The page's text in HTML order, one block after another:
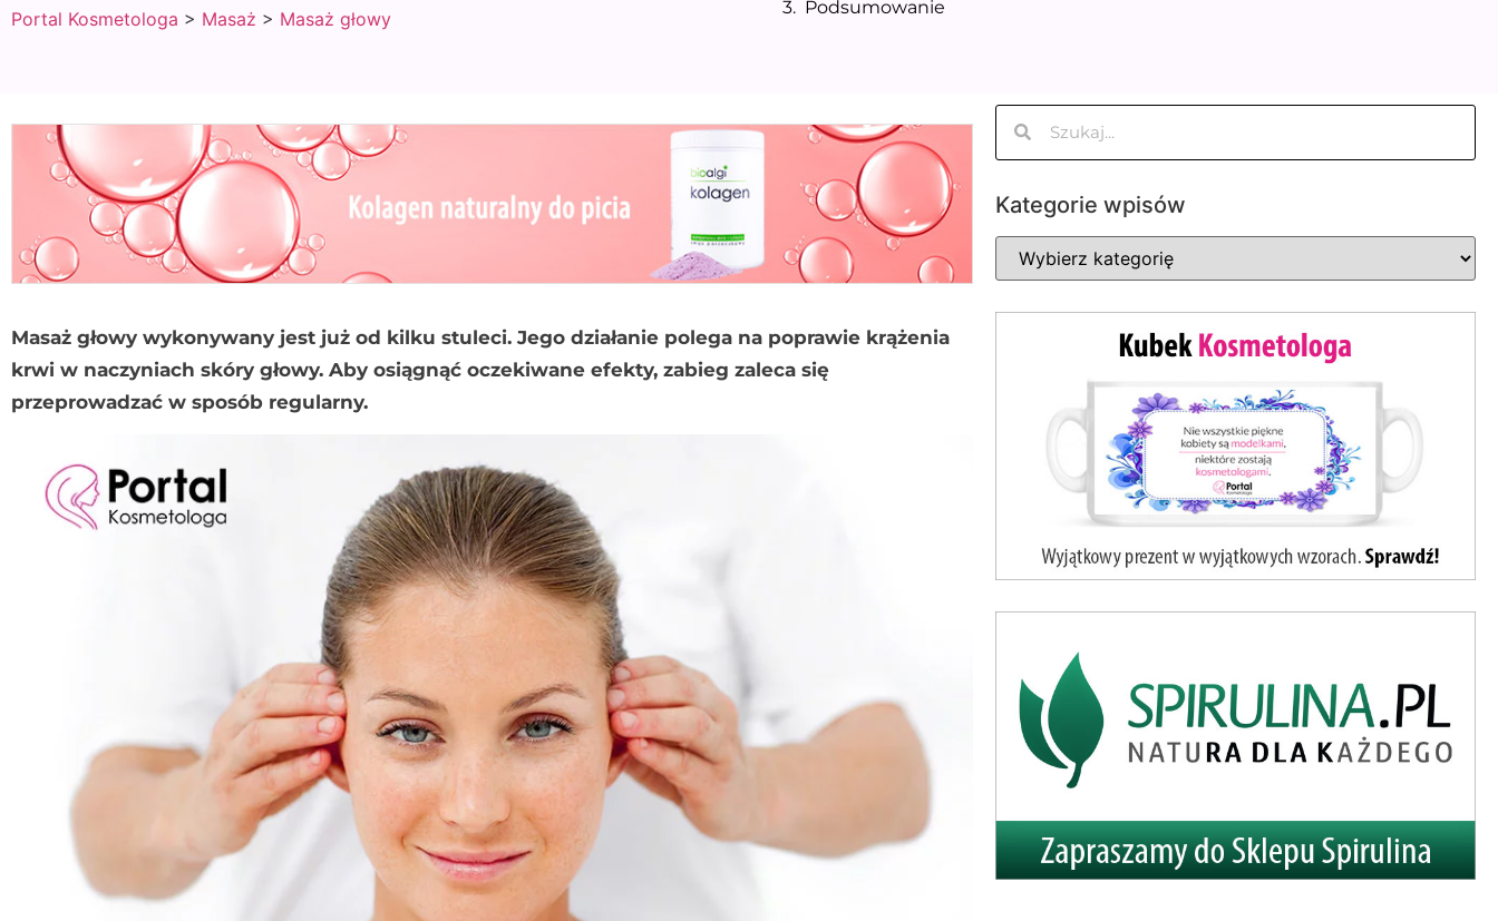
Portal Kosmetologa > Masaż > Masaż głowy
Podsumowanie
Masaż głowy wykonywany jest już od kilku stuleci. Jego działanie polega na poprawie krążenia
krwi w naczyniach skóry głowy. Aby osiągnąć oczekiwane efekty, zabieg zaleca się
przeprowadzać w sposób regularny.
Kategorie wpisów